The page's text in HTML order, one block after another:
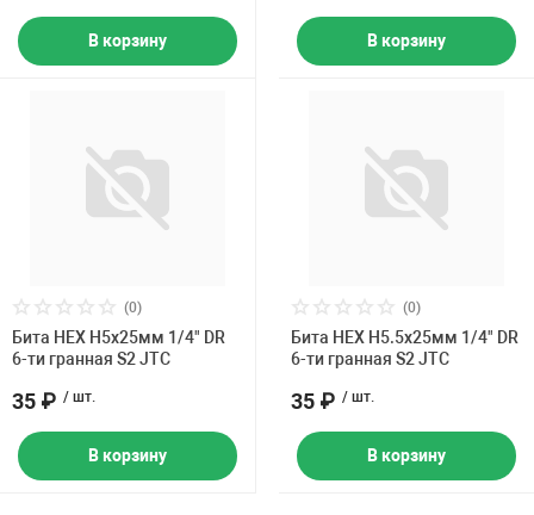
В корзину В корзину
(0)
Бита HEX H5х25мм 1/4" DR
6-ти гранная S2 JTC
35 ₽ / шт.
В корзину
(0)
Бита HEX H5.5х25мм 1/4" DR
6-ти гранная S2 JTC
35 ₽ / шт.
В корзину